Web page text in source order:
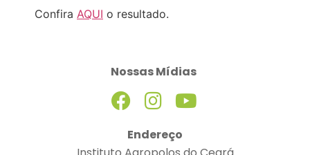
Confira AQUI o resultado.
Endereço
Nossas Mídias